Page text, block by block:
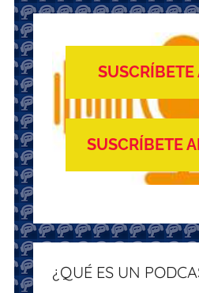
SUSCRÍBETE
SUSCRÍBETE
¿QUÉ ES UN